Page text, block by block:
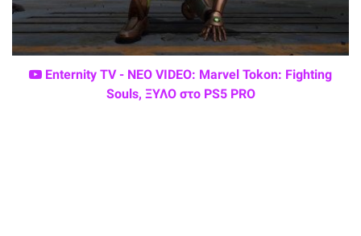
Enternity TV - ΝΕΟ VIDEO: Marvel Tokon: Fighting
Souls, ΞΥΛΟ στο PS5 PRO